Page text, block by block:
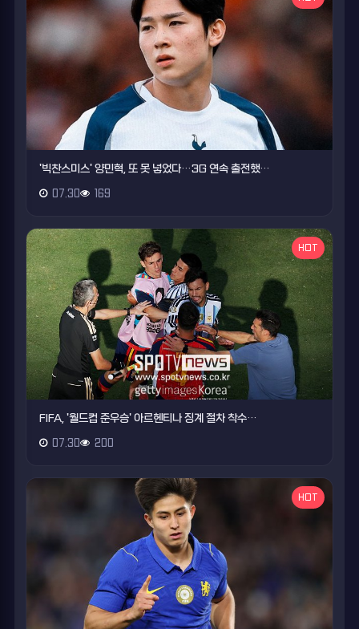
'빅찬스미스' 양민혁, 또 못 넣었다…3G 연속 출전했…
07.30 169
HOT
FIFA, '월드컵 준우승' 아르헨티나 징계 절차 착수…
07.30 200
HOT